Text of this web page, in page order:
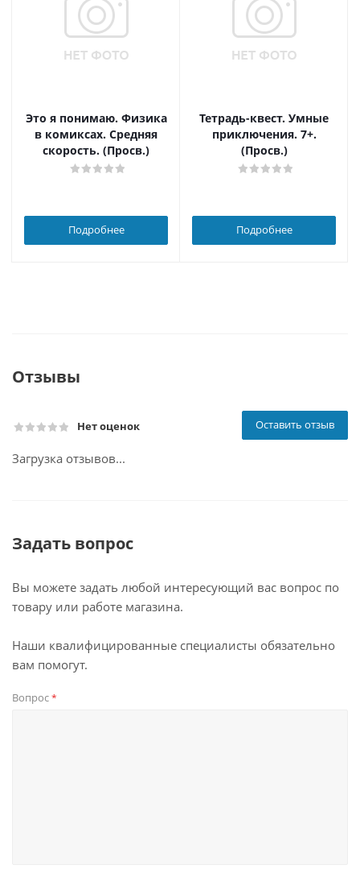
Это я понимаю. Физика
в комиксах. Средняя
скорость. (Просв.)
Подробнее
Тетрадь-квест. Умные
приключения. 7+.
(Просв.)
Подробнее
Отзывы
Нет оценок Оставить отзыв
Загрузка отзывов...
Задать вопрос
Вы можете задать любой интересующий вас вопрос по
товару или работе магазина.
Наши квалифицированные специалисты обязательно
вам помогут.
Вопрос*